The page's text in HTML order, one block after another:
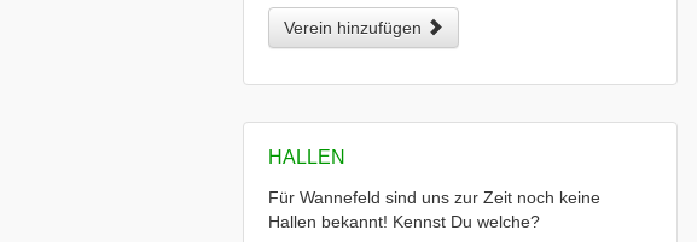
Verein hinzufügen
HALLEN
Für Wannefeld sind uns zur Zeit noch keine
Hallen bekannt! Kennst Du welche?